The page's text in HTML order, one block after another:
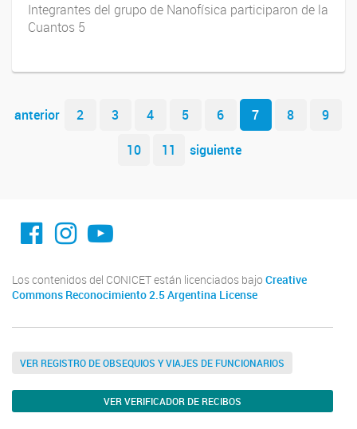
Integrantes del grupo de Nanofísica participaron de la
Cuantos 5
Navegador de artículos
anterior 2 3 4 5 6 7 8
9
10
11 siguiente
facebook imit.conicet
imit.conicet
Youtube
Los contenidos del CONICET están licenciados bajo Creative
Commons Reconocimiento 2.5 Argentina License
VER REGISTRO DE OBSEQUIOS Y VIAJES DE FUNCIONARIOS
VER VERIFICADOR DE RECIBOS